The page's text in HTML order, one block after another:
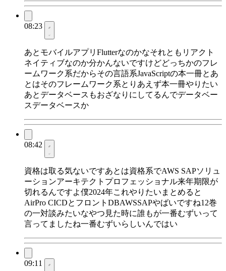
08:23
あとモバイルアプリFlutterなのかなそれともリアクト
ネイティブなのか分かんないですけどどっちかのフレ
ームワーク系だからその言語系JavaScriptの本一冊とあ
とはそのフレームワーク系とりあえず本一冊やりたい
あとデータベースもおざなりにしてるんでデータベー
スデータベースか
08:42
資格は取る気ないですあとは資格系でAWS SAPソリュ
ーションアーキテクトプロフェッショナル来年期限が
切れるんですよ僕2024年これやりたいまとめると
AirPro CICDとフロントDBAWSSAPやばいですね12巻
の一対談みたいなやつ見た時に誰もが一番むずいって
言ってましたね一番むずいらしいんではい
09:11